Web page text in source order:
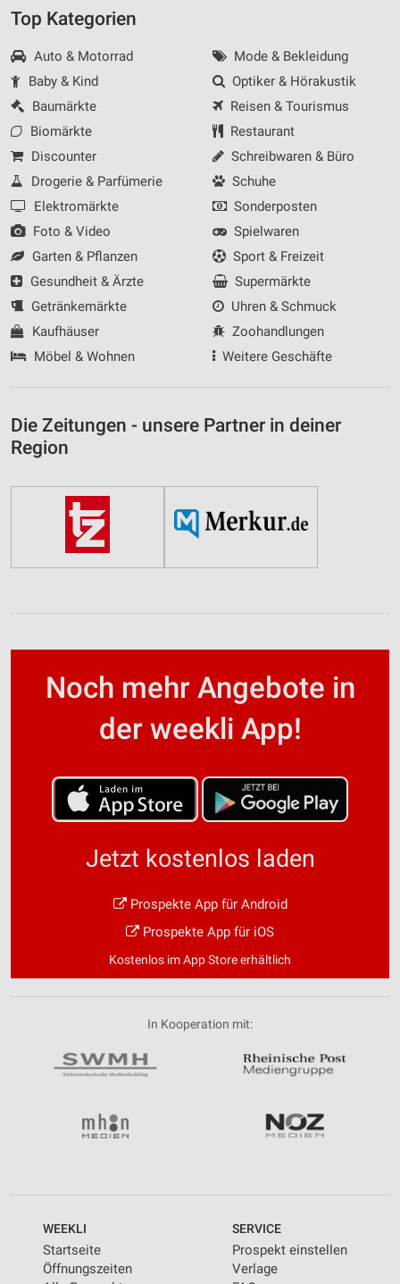
Top Kategorien
Auto & Motorrad
Baby & Kind
Baumärkte
Biomärkte
Discounter
Drogerie & Parfümerie
Elektromärkte
Foto & Video
Garten & Pflanzen
Gesundheit & Ärzte
Getränkemärkte
Kaufhäuser
Möbel & Wohnen
Mode & Bekleidung
Optiker & Hörakustik
Reisen & Tourismus
Restaurant
Schreibwaren & Büro
Schuhe
Sonderposten
Spielwaren
Sport & Freizeit
Supermärkte
Uhren & Schmuck
Zoohandlungen
Weitere Geschäfte
Die Zeitungen - unsere Partner in deiner
Region
Noch mehr Angebote in
der weekli App!
Jetzt kostenlos laden
Prospekte App für Android
Prospekte App für iOS
Kostenlos im App Store erhältlich
In Kooperation mit:
WEEKLI
Startseite
Öffnungszeiten
SERVICE
Prospekt einstellen
Verlage